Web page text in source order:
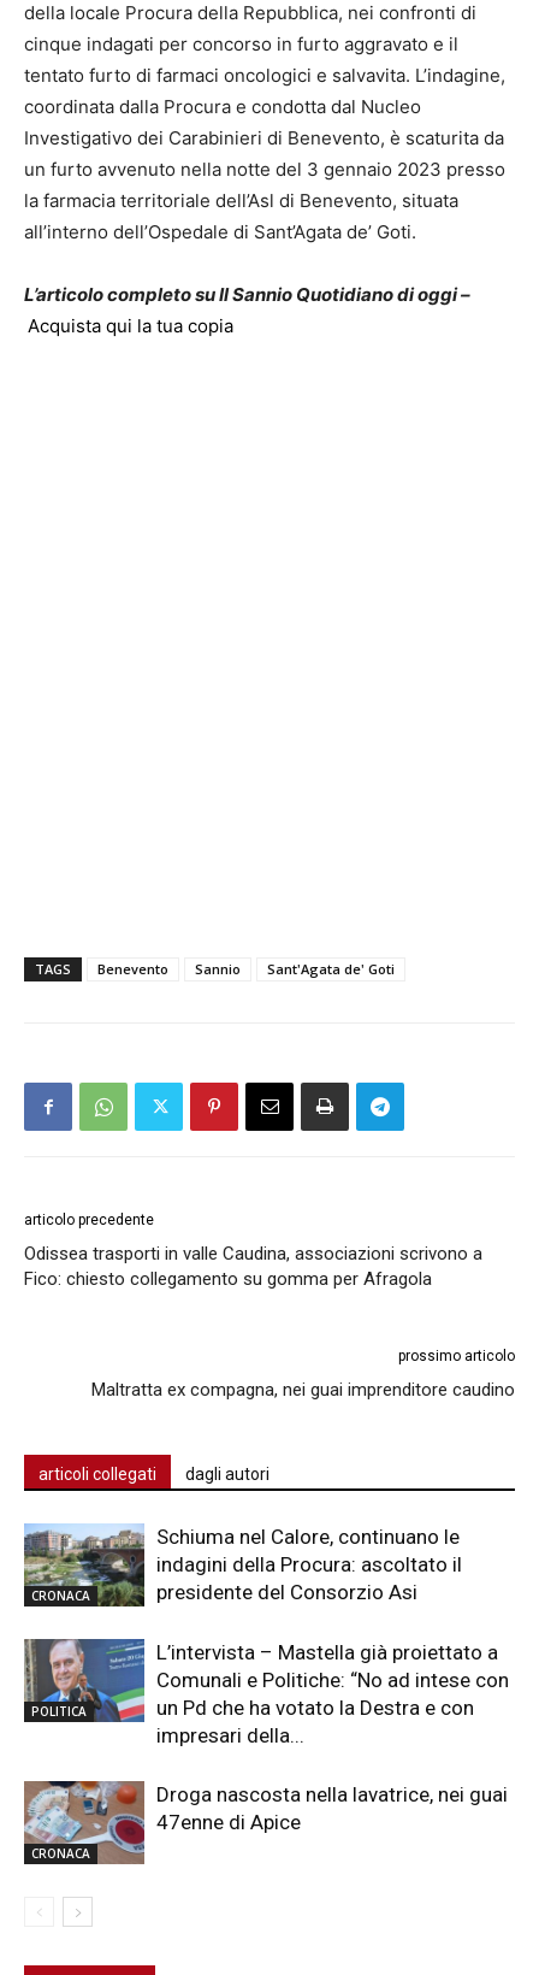
della locale Procura della Repubblica, nei confronti di
cinque indagati per concorso in furto aggravato e il
tentato furto di farmaci oncologici e salvavita. L’indagine,
coordinata dalla Procura e condotta dal Nucleo
Investigativo dei Carabinieri di Benevento, è scaturita da
un furto avvenuto nella notte del 3 gennaio 2023 presso
la farmacia territoriale dell’Asl di Benevento, situata
all’interno dell’Ospedale di Sant’Agata de’ Goti.
L’articolo completo su Il Sannio Quotidiano di oggi –
Acquista qui la tua copia
TAGS Benevento Sannio Sant'Agata de' Goti
articolo precedente
Odissea trasporti in valle Caudina, associazioni scrivono a
Fico: chiesto collegamento su gomma per Afragola
prossimo articolo
Maltratta ex compagna, nei guai imprenditore caudino
articoli collegati dagli autori
CRONACA
Schiuma nel Calore, continuano le
indagini della Procura: ascoltato il
presidente del Consorzio Asi
POLITICA
L’intervista – Mastella già proiettato a
Comunali e Politiche: “No ad intese con
un Pd che ha votato la Destra e con
impresari della...
CRONACA
Droga nascosta nella lavatrice, nei guai
47enne di Apice